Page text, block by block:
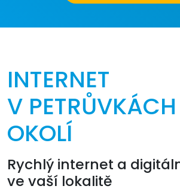
INTERNET
V
OKOLÍ
Rychlý internet a
ve vaší lokalitě